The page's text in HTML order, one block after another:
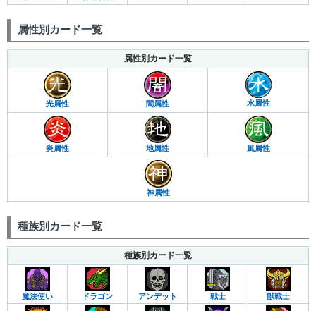
属性別カード一覧
属性別カード一覧
光属性 闇属性 水属性
炎属性 地属性 風属性
神属性
種族別カード一覧
種族別カード一覧
魔法使い ドラゴン アンデット 戦士 獣戦士